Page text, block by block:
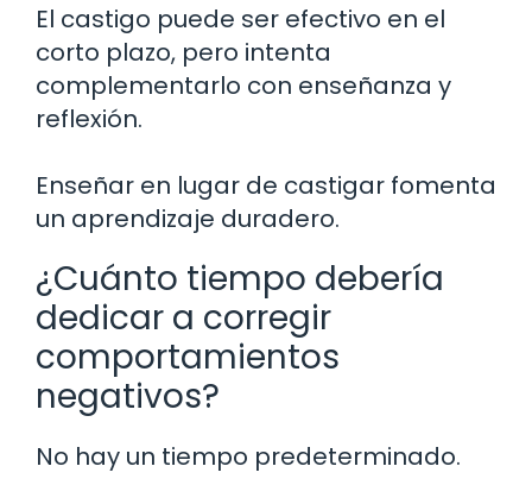
El castigo puede ser efectivo en el
corto plazo, pero intenta
complementarlo con enseñanza y
reflexión.
Enseñar en lugar de castigar fomenta
un aprendizaje duradero.
¿Cuánto tiempo debería
dedicar a corregir
comportamientos
negativos?
No hay un tiempo predeterminado.